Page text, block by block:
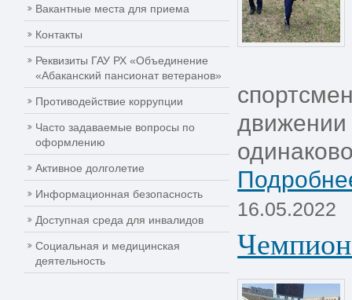
Вакантные места для приема
Контакты
Реквизиты ГАУ РХ «Объединение
«Абаканский пансионат ветеранов»
Противодействие коррупции
Часто задаваемые вопросы по
оформлению
Активное долголетие
Информационная безопасность
Доступная среда для инвалидов
Социальная и медицинская
деятельность
движении
16.05.2022